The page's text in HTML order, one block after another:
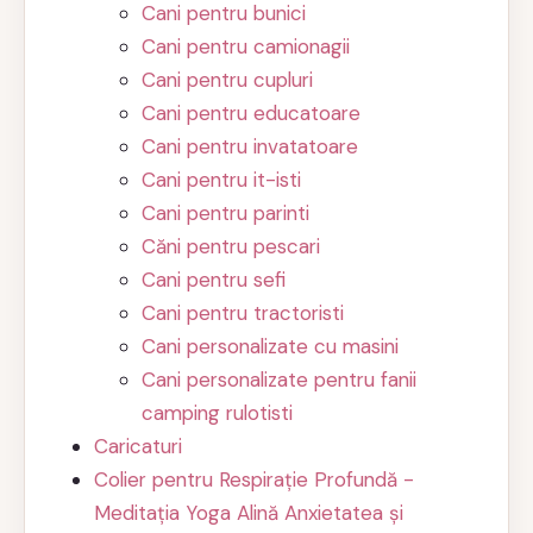
Cani pentru bunici
Cani pentru camionagii
Cani pentru cupluri
Cani pentru educatoare
Cani pentru invatatoare
Cani pentru it-isti
Cani pentru parinti
Căni pentru pescari
Cani pentru sefi
Cani pentru tractoristi
Cani personalizate cu masini
Cani personalizate pentru fanii
camping rulotisti
Caricaturi
Colier pentru Respirație Profundă -
Meditația Yoga Alină Anxietatea și